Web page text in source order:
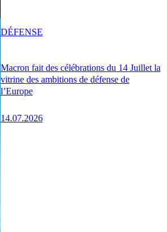
Macron fait des célébrations du 14 Juillet la
vitrine des ambitions de défense de
l’Europe
14.07.2026
DÉFENSE